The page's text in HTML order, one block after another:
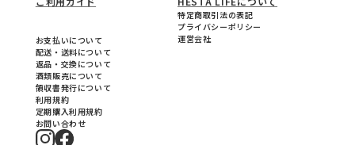
お支払いについて
配送・送料について
返品・交換について
酒類販売について
領収書発行について
利用規約
定期購入利用規約
お問い合わせ
特定商取引法の表記
プライバシーポリシー
運営会社